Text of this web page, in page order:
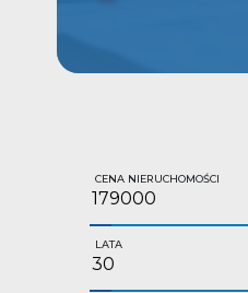
CENA NIERUCHOMOŚCI
LATA